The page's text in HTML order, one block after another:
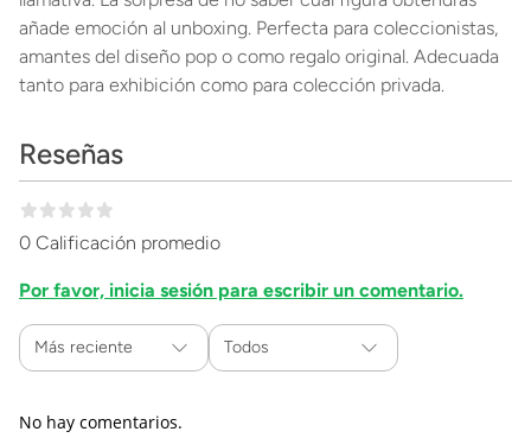
añade emoción al unboxing. Perfecta para coleccionistas,
amantes del diseño pop o como regalo original. Adecuada
tanto para exhibición como para colección privada.
Reseñas
0 Calificación promedio
Por favor, inicia sesión para escribir un comentario.
Más reciente Todos
No hay comentarios.